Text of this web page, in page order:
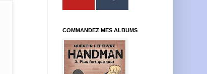
COMMANDEZ MES ALBUMS